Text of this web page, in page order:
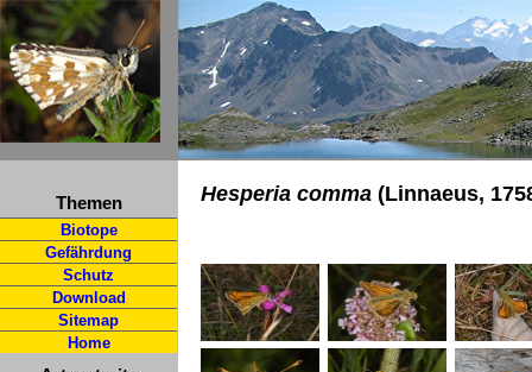
Themen
Biotope
Gefährdung
Schutz
Download
Sitemap
Home
Hesperia comma (Linnaeus,